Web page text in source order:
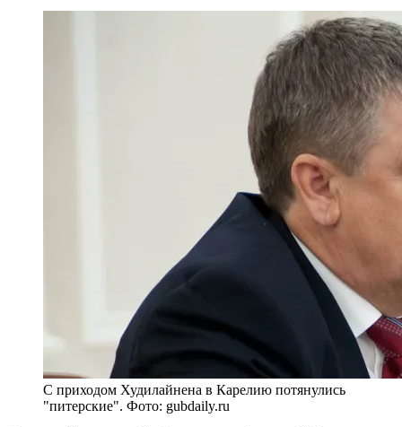
С приходом Худилайнена в Карелию потянулись
"питерские". Фото: gubdaily.ru